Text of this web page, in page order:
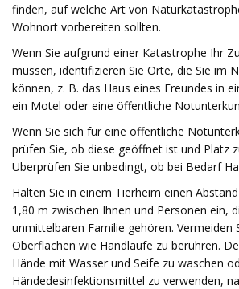
finden, auf welche Art von
Wohnort vorbereiten sollten.
Wenn Sie aufgrund einer Katastrophe Ihr
müssen, identifizieren Sie Orte, die Sie im
können, z. B. das Haus eines Freundes in
ein Motel oder eine öffentliche
Wenn Sie sich für eine öffentliche
prüfen Sie, ob diese geöffnet ist und Platz
Überprüfen Sie unbedingt, ob bei Bedarf
Halten Sie in einem Tierheim einen
1,80 m zwischen Ihnen und Personen ein,
unmittelbaren Familie gehören. Vermeiden
Oberflächen wie Handläufe zu berühren.
Hände mit Wasser und Seife zu waschen
Händedesinfektionsmittel zu verwenden,